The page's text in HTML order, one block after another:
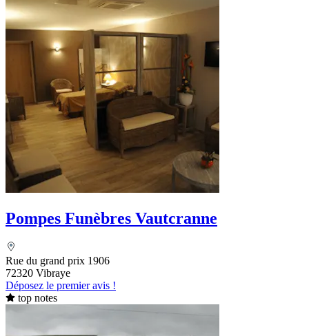
Pompes Funèbres Vautcranne
Rue du grand prix 1906
72320 Vibraye
Déposez le premier avis !
top notes